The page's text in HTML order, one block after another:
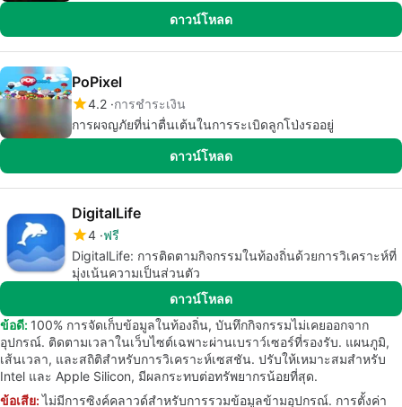
ดาวน์โหลด
PoPixel
4.2 การชำระเงิน
การผจญภัยที่น่าตื่นเต้นในการระเบิดลูกโป่งรออยู่
ดาวน์โหลด
DigitalLife
4 ฟรี
DigitalLife: การติดตามกิจกรรมในท้องถิ่นด้วยการวิเคราะห์ที่
มุ่งเน้นความเป็นส่วนตัว
ดาวน์โหลด
ข้อดี: 100% การจัดเก็บข้อมูลในท้องถิ่น, บันทึกกิจกรรมไม่เคยออกจาก
อุปกรณ์. ติดตามเวลาในเว็บไซต์เฉพาะผ่านเบราว์เซอร์ที่รองรับ. แผนภูมิ,
เส้นเวลา, และสถิติสำหรับการวิเคราะห์เซสชัน. ปรับให้เหมาะสมสำหรับ
Intel และ Apple Silicon, มีผลกระทบต่อทรัพยากรน้อยที่สุด.
ข้อเสีย:ไม่มีการซิงค์คลาวด์สำหรับการรวมข้อมูลข้ามอุปกรณ์. การตั้งค่า